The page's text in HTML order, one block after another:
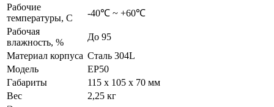
Рабочие
температуры, С
-40℃ ~ +60℃
Рабочая
влажность, %
До 95
Материал корпуса Сталь 304L
Модель
EP50
Габариты
115 x 105 x 70 мм
Вес
2,25 кг